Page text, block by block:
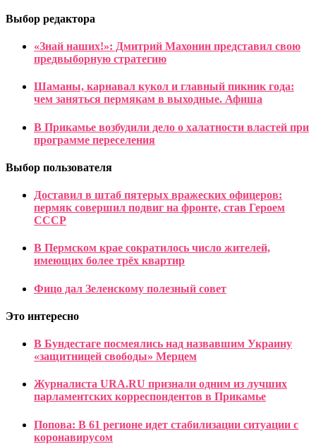
Выбор редактора
«Знай наших!»: Дмитрий Махонин представил свою
предвыборную стратегию
Шаманы, карнавал кукол и главный пикник года:
чем заняться пермякам в выходные. Афиша
В Прикамье возбудили дело о халатности властей при
программе переселения
Выбор пользователя
Доставил в штаб пятерых вражеских офицеров:
пермяк совершил подвиг на фронте, став Героем
СССР
В Пермском крае сократилось число жителей,
имеющих более трёх квартир
Фицо дал Зеленскому полезный совет
Это интересно
В Бундестаге посмеялись над назвавшим Украину
«защитницей свободы» Мерцем
Журналиста URA.RU признали одним из лучших
парламентских корреспондентов в Прикамье
Попова: В 61 регионе идет стабилизации ситуации с
коронавирусом